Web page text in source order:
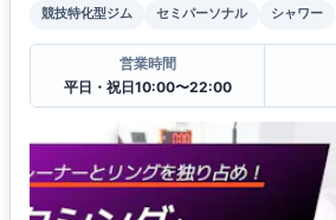
競技特化型ジム
セミパーソナル シャワー
営業時間
平日・祝日10:00〜22:00